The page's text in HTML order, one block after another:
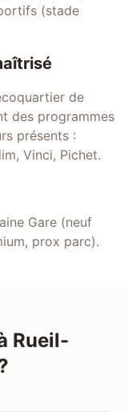
(stade
de
des programmes
présents :
Vinci, Pichet.
Gare (neuf
prox parc).
Rueil-